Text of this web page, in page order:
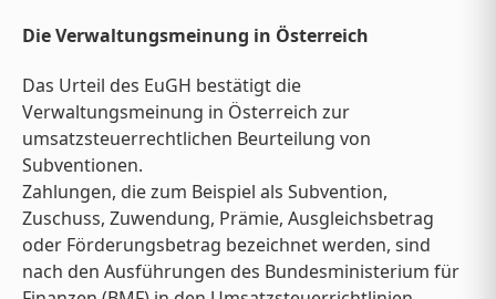
Die Verwaltungsmeinung in Österreich
Das Urteil des EuGH bestätigt die
Verwaltungsmeinung in Österreich zur
umsatzsteuerrechtlichen Beurteilung von
Subventionen.
Zahlungen, die zum Beispiel als Subvention,
Zuschuss, Zuwendung, Prämie, Ausgleichsbetrag
oder Förderungsbetrag bezeichnet werden, sind
nach den Ausführungen des Bundesministerium für